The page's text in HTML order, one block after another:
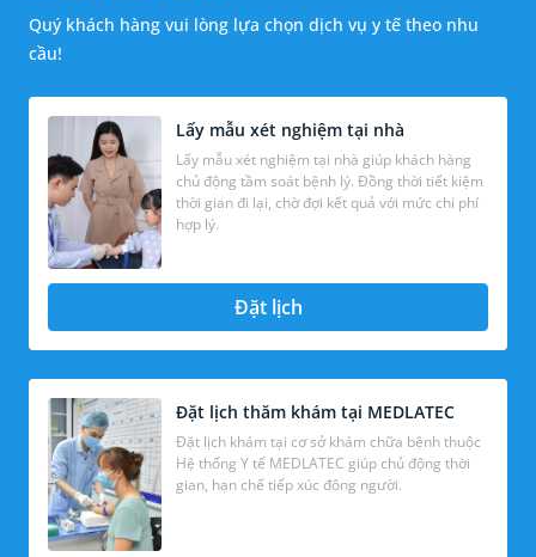
Quý khách hàng vui lòng lựa chọn dịch vụ y tế theo nhu
cầu!
Lấy mẫu xét nghiệm tại nhà
Lấy mẫu xét nghiệm tại nhà giúp khách hàng
chủ động tầm soát bệnh lý. Đồng thời tiết kiệm
thời gian đi lại, chờ đợi kết quả với mức chi phí
hợp lý.
Đặt lịch
Đặt lịch thăm khám tại MEDLATEC
Đặt lịch khám tại cơ sở khám chữa bệnh thuộc
Hệ thống Y tế MEDLATEC giúp chủ động thời
gian, hạn chế tiếp xúc đông người.